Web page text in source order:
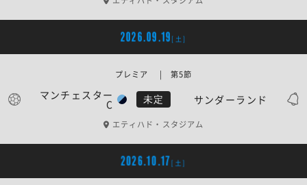
2026.09.19 [土]
マンチェスター
C 未定 サンダーランド
プレミア | 第5節
エティハド・スタジアム
2026.10.17[土]